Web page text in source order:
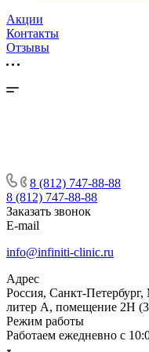
Акции
Контакты
Отзывы
8 (812) 747-88-88
8 (812) 747-88-88
Заказать звонок
E-mail
info@infiniti-clinic.ru
Адрес
Россия, Санкт-
литер А, помещение 2Н
Режим работы
Работаем ежедневно с